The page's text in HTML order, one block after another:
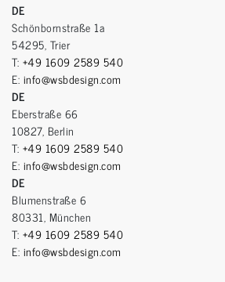
DE
Schönbornstraße 1a
54295, Trier
T: +49 1609 2589 540
E: info@wsbdesign.com
DE
Eberstraße 66
10827, Berlin
T: +49 1609 2589 540
E: info@wsbdesign.com
DE
Blumenstraße 6
80331, München
T: +49 1609 2589 540
E: info@wsbdesign.com